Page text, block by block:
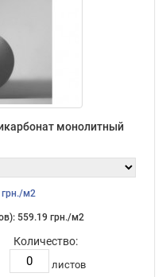
монолитный
м2
559.19 грн./м2
Количество:
листов